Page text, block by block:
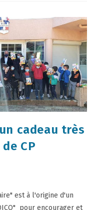
cadeau très
CP
est à l'origine d'un
pour encourager et